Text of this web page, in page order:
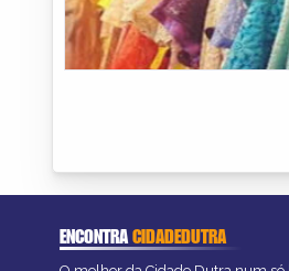
ENCONTRACIDADEDUTRA